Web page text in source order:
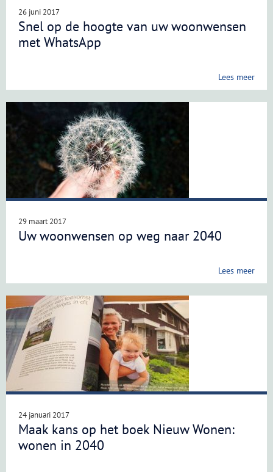
26 juni 2017
Snel op de hoogte van uw woonwensen
met WhatsApp
Lees meer
29 maart 2017
Uw woonwensen op weg naar 2040
Lees meer
24 januari 2017
Maak kans op het boek Nieuw Wonen:
wonen in 2040